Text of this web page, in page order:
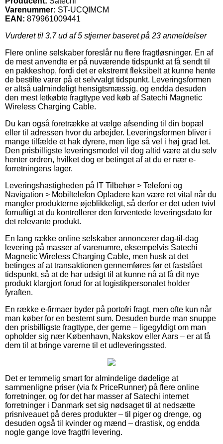
Varenummer: ST-UCQIMCM
EAN: 879961009441
Vurderet til 3.7ud af 5 stjerner baseret på 23 anmeldelser
Flere online selskaber foreslår nu flere fragtløsninger. En af
de mest anvendte er på nuværende tidspunkt at få sendt til
en pakkeshop, fordi det er ekstremt fleksibelt at kunne hente
de bestilte varer på et selvvalgt tidspunkt. Leveringsformen
er altså ualmindeligt hensigtsmæssig, og endda desuden
den mest letkøbte fragttype ved køb af Satechi Magnetic
Wireless Charging Cable.
Du kan også foretrække at vælge afsending til din bopæl
eller til adressen hvor du arbejder. Leveringsformen bliver i
mange tilfælde et hak dyrere, men lige så vel i høj grad let.
Den prisbilligste leveringsmodel vil dog altid være at du selv
henter ordren, hvilket dog er betinget af at du er nær e-
forretningens lager.
Leveringshastigheden på IT Tilbehør > Telefoni og
Navigation > Mobiltelefon Opladere kan være ret vital når du
mangler produkterne øjeblikkeligt, så derfor er det uden tvivl
fornuftigt at du kontrollerer den forventede leveringsdato for
det relevante produkt.
En lang række online selskaber annoncerer dag-til-dag
levering på masser af varenumre, eksempelvis Satechi
Magnetic Wireless Charging Cable, men husk at det
betinges af at transaktionen gennemføres før et fastslået
tidspunkt, så at de har udsigt til at kunne nå at få dit nye
produkt klargjort forud for at logistikpersonalet holder
fyraften.
En række e-firmaer byder på portofri fragt, men ofte kun når
man køber for en bestemt sum. Desuden burde man snuppe
den prisbilligste fragttype, der gerne – ligegyldigt om man
opholder sig nær København, Nakskov eller Aars – er at få
dem til at bringe varerne til et udleveringssted.
Det er temmelig smart for almindelige dødelige at
sammenligne priser (via fx PriceRunner) på flere online
forretninger, og for det har masser af Satechi internet
forretninger i Danmark set sig nødsaget til at nedsætte
prisniveauet på deres produkter – til piger og drenge, og
desuden også til kvinder og mænd – drastisk, og endda
nogle gange love fragtfri levering.